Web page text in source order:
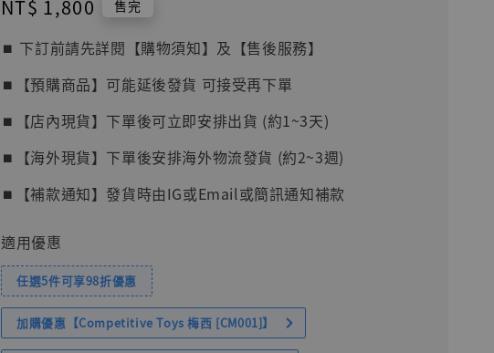
Regular
price
NT$ 1,800 售完
⏹︎ 下訂前請先詳閱【購物須知】及【售後服務】
⏹︎【預購商品】可能延後發貨 可接受再下單
⏹︎【店內現貨】下單後可立即安排出貨 (約1~3天)
⏹︎【海外現貨】下單後安排海外物流發貨 (約2~3週)
⏹︎【補款通知】發貨時由IG或Email或簡訊通知補款
適用優惠
任選5件可享98折優惠
加購優惠【Competitive Toys 梅西 [CM001]】